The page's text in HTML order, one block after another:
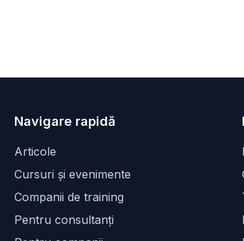
Navigare rapidă
Articole
Cursuri și evenimente
Companii de training
Pentru consultanți